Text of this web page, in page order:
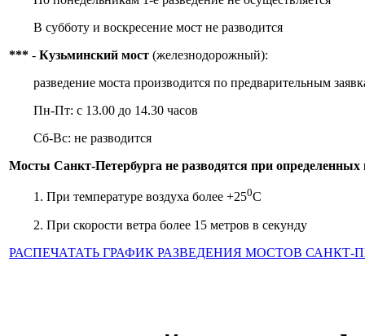
В субботу и воскресение мост не разводится
*** - Кузьминский мост (железнодорожный):
разведение моста производится по предварительным
Пн-Пт: с 13.00 до 14.30 часов
Сб-Вс: не разводится
Мосты Санкт-Петербурга не разводятся при определенных
1. При температуре воздуха более +250C
2. При скорости ветра более 15 метров в секунду
РАСПЕЧАТАТЬ ГРАФИК РАЗВЕДЕНИЯ МОСТОВ САНКТ-